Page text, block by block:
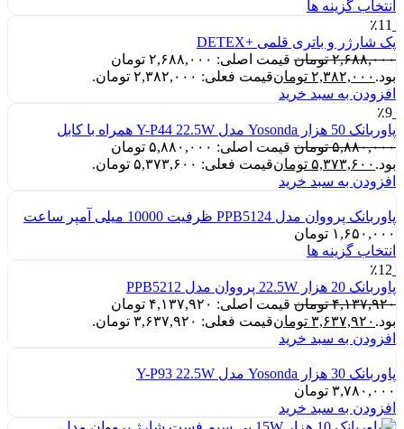
انتخاب گزینه ها
٪11
پک شارژر و باتری قلمی +DETEX
۲,۶۸۸,۰۰۰ تومان
قیمت اصلی: ۲,۶۸۸,۰۰۰ تومان
بود. ۲,۳۸۲,۰۰۰ تومانقیمت فعلی: ۲,۳۸۲,۰۰۰ تومان.
افزودن به سبد خرید
٪9
پاوربانک 50 هزار Yosonda مدل Y-P44 22.5W همراه با کابل
۵,۸۸۰,۰۰۰ تومان
قیمت اصلی: ۵,۸۸۰,۰۰۰ تومان
بود. ۵,۳۷۳,۶۰۰ تومانقیمت فعلی: ۵,۳۷۳,۶۰۰ تومان.
افزودن به سبد خرید
پاوربانک پرووان مدل PPB5124 ظرفیت 10000 میلی آمپر ساعت
۱,۶۵۰,۰۰۰ تومان
انتخاب گزینه ها
٪12
پاوربانک 20 هزار 22.5W پرووان مدل PPB5212
۴,۱۳۷,۹۲۰ تومان
قیمت اصلی: ۴,۱۳۷,۹۲۰ تومان
بود. ۳,۶۳۷,۹۲۰ تومانقیمت فعلی: ۳,۶۳۷,۹۲۰ تومان.
افزودن به سبد خرید
پاوربانک 30 هزار Yosonda مدل Y-P93 22.5W
۳,۷۸۰,۰۰۰ تومان
افزودن به سبد خرید